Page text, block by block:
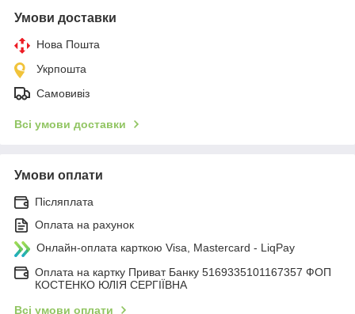
Умови доставки
Нова Пошта
Укрпошта
Самовивіз
Всі умови доставки
Умови оплати
Післяплата
Оплата на рахунок
Онлайн-оплата карткою Visa, Mastercard - LiqPay
Оплата на картку Приват Банку 5169335101167357 ФОП
КОСТЕНКО ЮЛІЯ СЕРГІЇВНА
Всі умови оплати